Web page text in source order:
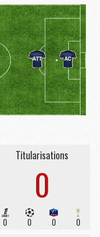
Titularisations
0
0 0 0 0